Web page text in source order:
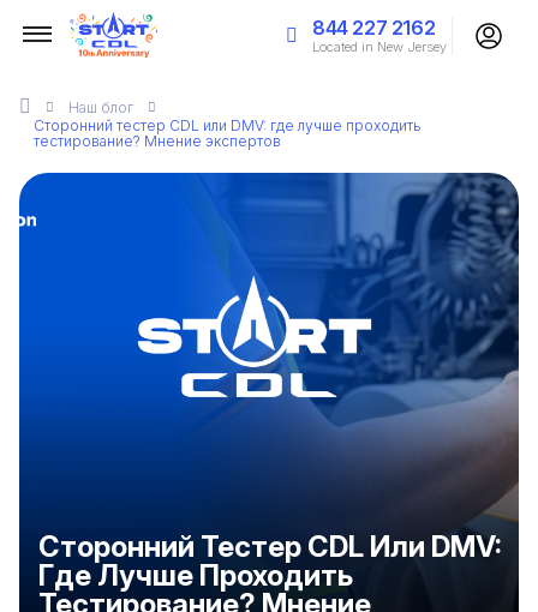
844 227 2162
Located in New Jersey
Наш блог
Сторонний тестер CDL или DMV: где лучше проходить
тестирование? Мнение экспертов
Сторонний Тестер CDL Или DMV:
Где Лучше Проходить
Тестирование? Мнение